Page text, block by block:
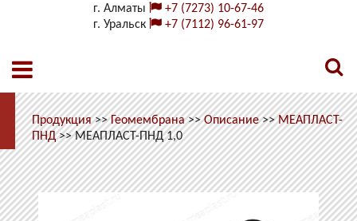
г. Алматы
+7 (7273) 10-67-46
г. Уральск
+7 (7112) 96-61-97
Продукция>>Геомембрана>>Описание>>МЕАПЛАСТ-
ПНД>>МЕАПЛАСТ-ПНД 1,0